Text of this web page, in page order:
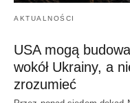
AKTUALNOŚCI
USA mogą
wokół Ukrainy, a
zrozumieć